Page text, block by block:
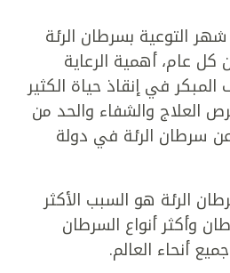
التوعية بسرطان الرئة
عام، أهمية الرعاية
في إنقاذ حياة الكثير
العلاج والشفاء والحد من
سرطان الرئة في دولة
الرئة هو السبب الأكثر
وأكثر أنواع السرطان
أنحاء العالم.